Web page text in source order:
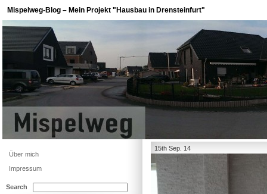
Mispelweg-Blog – Mein Projekt "Hausbau in Drensteinfurt"
15th Sep. 14
Über mich
Impressum
Search